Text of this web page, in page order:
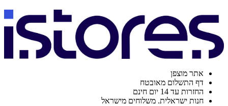
אתר מוצפן
דף התשלום מאובטח
החזרות עד 14 יום חינם
חנות ישראלית. משלוחים מישראל